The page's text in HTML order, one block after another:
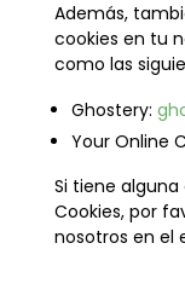
Además,
cookies en tu
como las
Ghostery:
Your Online
Si tiene
Cookies, por
nosotros en el